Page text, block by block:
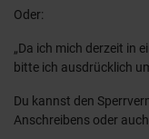
Oder:
„Da ich mich derzeit in
bitte ich ausdrücklich
Du kannst den
Anschreibens oder